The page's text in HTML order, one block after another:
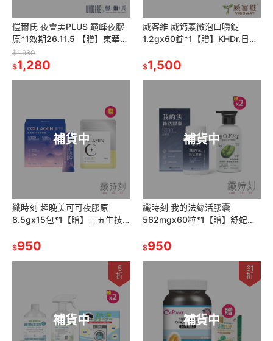
愷爾氏 夜會美PLUS 巔峰夜膠
原*1效期26.11.5 【贈】東華堂
水漾麗緻EX 活妍對策
500mgx30顆*2
$1,980
$1,280
威客維 威鈣素微泡口嚼錠
1.2gx60錠*1【贈】KHDr.日舒
$1,500
補貨中
纖時刻 超晚美可可夜膠原
8.5gx15包*1【贈】三五生技
$950
補貨中
纖時刻 我的法絲活膠囊
562mgx60粒*1【贈】舒妃自
300ml*2
$950
補貨中
5
折
補貨中
61
折